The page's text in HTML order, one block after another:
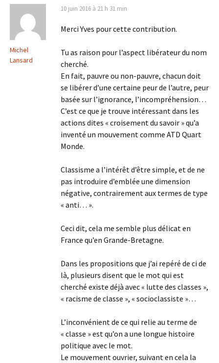
Michel
Lansard
10 juin 2016 à 21 h 31 min
Merci Yves pour cette contribution.
Tu as raison pour l’aspect libérateur du nom
cherché.
En fait, pauvre ou non-pauvre, chacun doit
se libérer d’une certaine peur de l’autre, peur
basée sur l’ignorance, l’incompréhension…
C’est ce que je trouve intéressant dans les
actions dites « croisement du savoir » qu’a
inventé un mouvement comme ATD Quart
Monde.
Classisme a l’intérêt d’être simple, et de ne
pas introduire d’emblée une dimension
négative, contrairement aux termes de type
« anti… ».
Ceci dit, cela me semble plus délicat en
France qu’en Grande-Bretagne.
Dans les propositions que j’ai repéré de ci de
là, plusieurs disent que le mot qui est
cherché existe déjà avec « lutte des classes »,
« racisme de classe », « socioclassiste »…
L’inconvénient de ce qui relie au terme de
« classe » est qu’on a une longue histoire
politique avec le mot.
Le mouvement ouvrier, suivant en cela la